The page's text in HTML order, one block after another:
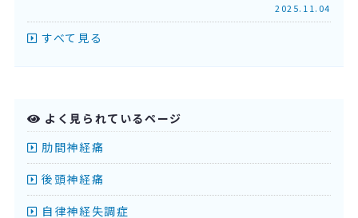
2025.11.04
すべて見る
よく見られているページ
肋間神経痛
後頭神経痛
自律神経失調症